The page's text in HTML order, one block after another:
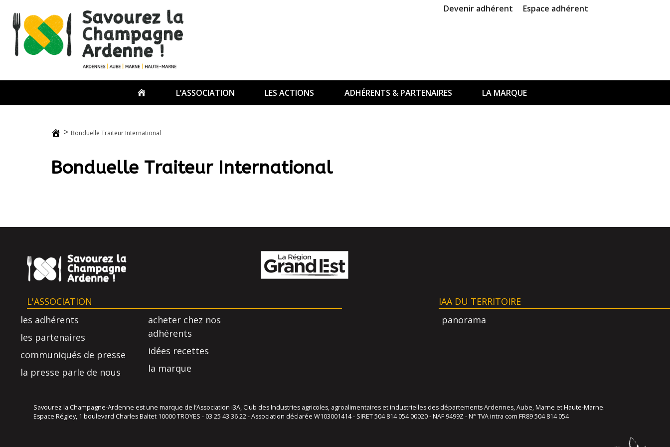
contenu
Devenir adhérent Espace adhérent
ACCUEIL L’ASSOCIATION LES ACTIONS ADHÉRENTS & PARTENAIRES LA MARQUE
> Bonduelle Traiteur International
Bonduelle Traiteur International
L'ASSOCIATION
IAA DU TERRITOIRE
les adhérents
les partenaires
communiqués de presse
la presse parle de nous
acheter chez nos
adhérents
idées recettes
la marque
panorama
Savourez la Champagne-Ardenne est une marque de l’Association i3A, Club des Industries agricoles, agroalimentaires et industrielles des départements Ardennes, Aube, Marne et Haute-Marne.
Espace Régley, 1 boulevard Charles Baltet 10000 TROYES - 03 25 43 36 22 - Association déclarée W103001414 - SIRET 504 814 054 00020 - NAF 9499Z - N° TVA intra com FR89 504 814 054